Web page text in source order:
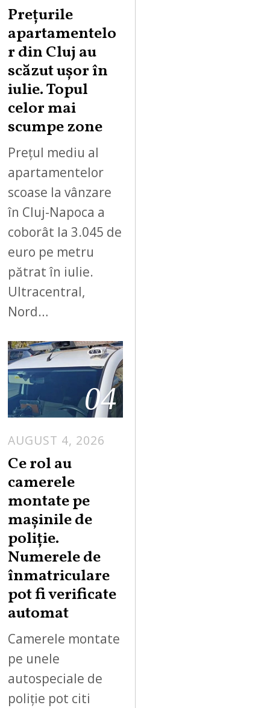
Prețurile
apartamentelo
r din Cluj au
scăzut ușor în
iulie. Topul
celor mai
scumpe zone
Prețul mediu al
apartamentelor
scoase la vânzare
în Cluj-Napoca a
coborât la 3.045 de
euro pe metru
pătrat în iulie.
Ultracentral,
Nord…
04
AUGUST 4, 2026
Ce rol au
camerele
montate pe
mașinile de
poliție.
Numerele de
înmatriculare
pot fi verificate
automat
Camerele montate
pe unele
autospeciale de
poliție pot citi